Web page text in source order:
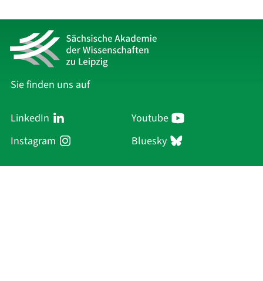
Sie finden uns auf
LinkedIn
Youtube
Instagram
Bluesky